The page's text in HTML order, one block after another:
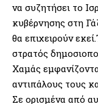
να συζητήσει το
κυβέρνησης στη
θα επιχειρούν
στρατός
Χαμάς
αντιπάλους τους
Σε ορισμένα από